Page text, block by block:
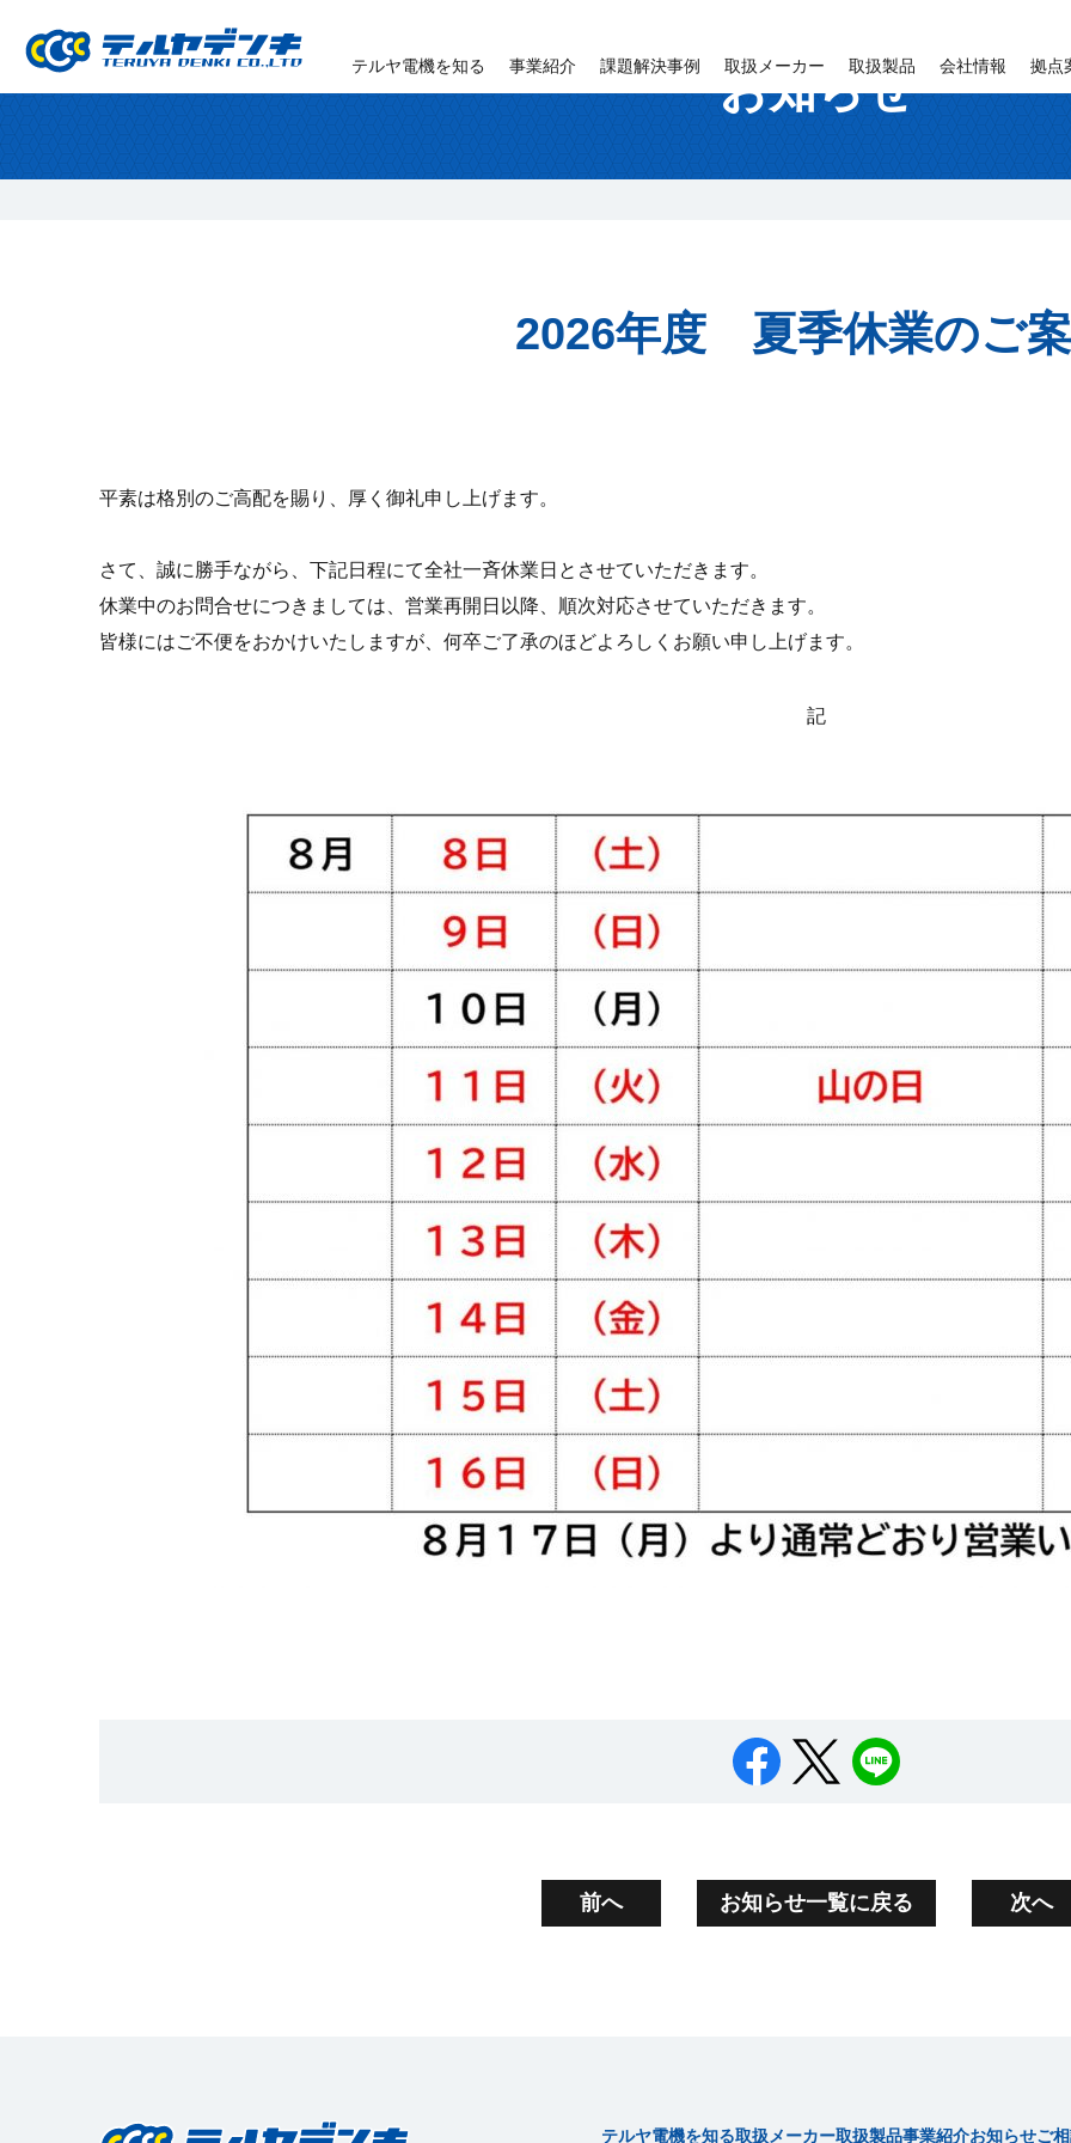
テルヤ電機を知る 事業紹介 課題解決事例 取扱メーカー 取扱製品 会社情報 拠点
お知らせ
2026年度 夏季休業のご
平素は格別のご高配を賜り、厚く御礼申し上げます。
さて、誠に勝手ながら、下記日程にて全社一斉休業日とさせていただきます。
休業中のお問合せにつきましては、営業再開日以降、順次対応させていただきます。
皆様にはご不便をおかけいたしますが、何卒ご了承のほどよろしくお願い申し上げます。
記
前へ お知らせ一覧に戻る 次へ
テルヤ電機を知る取扱メーカー取扱製品事業紹介お知らせご